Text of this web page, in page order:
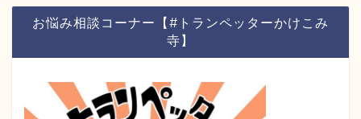
お悩み相談コーナー【#トランペッターかけこみ
寺】